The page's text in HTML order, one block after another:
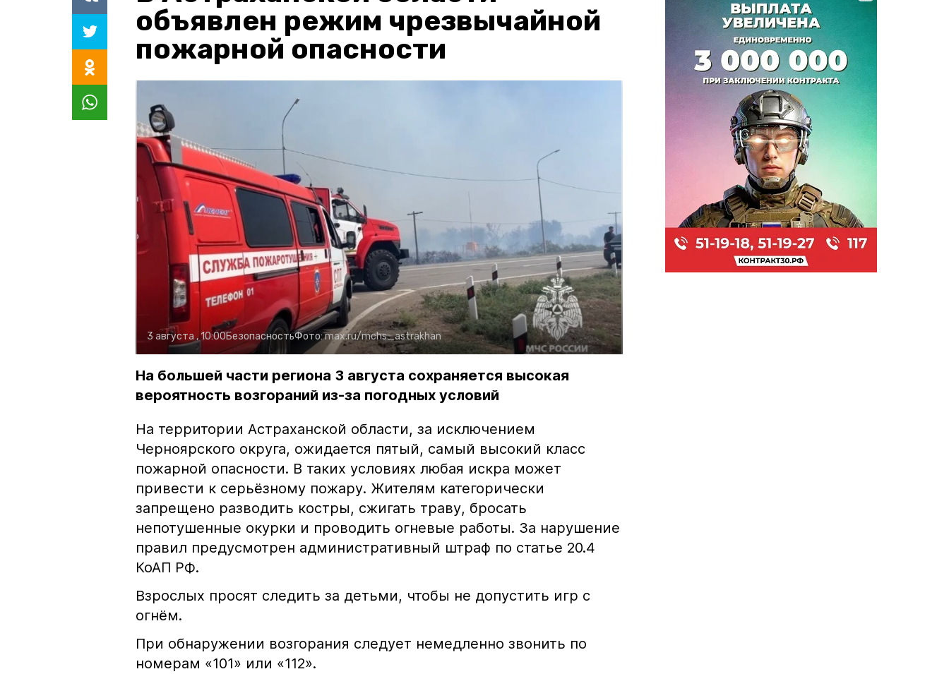
объявлен режим чрезвычайной
пожарной опасности
3 августа , 10:00БезопасностьФото:max.ru/mchs_astrakhan
На большей части региона 3 августа сохраняется высокая
вероятность возгораний из-за погодных условий
На территории Астраханской области, за исключением
Черноярского округа, ожидается пятый, самый высокий класс
пожарной опасности. В таких условиях любая искра может
привести к серьёзному пожару. Жителям категорически
запрещено разводить костры, сжигать траву, бросать
непотушенные окурки и проводить огневые работы. За нарушение
правил предусмотрен административный штраф по статье 20.4
КоАП РФ.
Взрослых просят следить за детьми, чтобы не допустить игр с
огнём.
При обнаружении возгорания следует немедленно звонить по
номерам «101» или «112».